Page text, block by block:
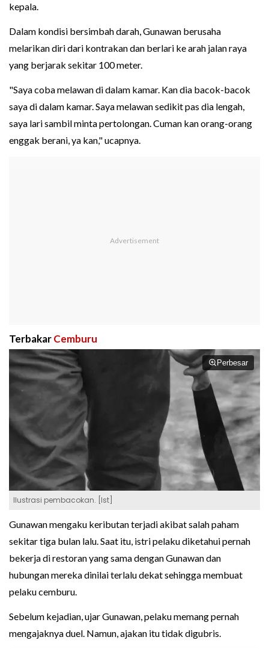
kepala.
Dalam kondisi bersimbah darah, Gunawan berusaha
melarikan diri dari kontrakan dan berlari ke arah jalan raya
yang berjarak sekitar 100 meter.
"Saya coba melawan di dalam kamar. Kan dia bacok-bacok
saya di dalam kamar. Saya melawan sedikit pas dia lengah,
saya lari sambil minta pertolongan. Cuman kan orang-orang
enggak berani, ya kan," ucapnya.
TerbakarCemburu
Perbesar
Ilustrasi pembacokan. [Ist]
Gunawan mengaku keributan terjadi akibat salah paham
sekitar tiga bulan lalu. Saat itu, istri pelaku diketahui pernah
bekerja di restoran yang sama dengan Gunawan dan
hubungan mereka dinilai terlalu dekat sehingga membuat
pelaku cemburu.
Sebelum kejadian, ujar Gunawan, pelaku memang pernah
mengajaknya duel. Namun, ajakan itu tidak digubris.